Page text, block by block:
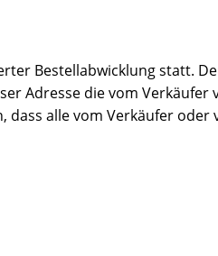
Bestellabwicklung statt.
Adresse die vom Verkäufer
dass alle vom Verkäufer